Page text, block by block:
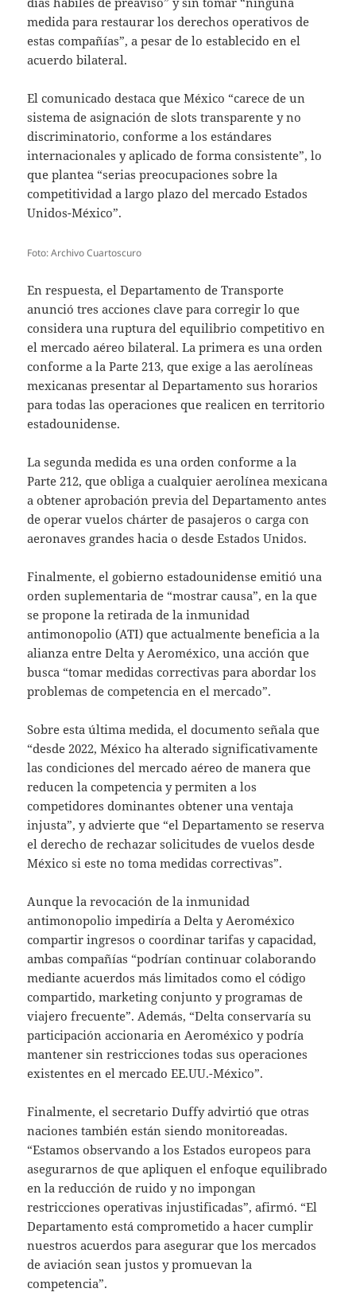
medida para restaurar los derechos operativos de
estas compañías”, a pesar de lo establecido en el
acuerdo bilateral.
El comunicado destaca que México “carece de un
sistema de asignación de slots transparente y no
discriminatorio, conforme a los estándares
internacionales y aplicado de forma consistente”, lo
que plantea “serias preocupaciones sobre la
competitividad a largo plazo del mercado Estados
Unidos-México”.
Foto: Archivo Cuartoscuro
En respuesta, el Departamento de Transporte
anunció tres acciones clave para corregir lo que
considera una ruptura del equilibrio competitivo en
el mercado aéreo bilateral. La primera es una orden
conforme a la Parte 213, que exige a las aerolíneas
mexicanas presentar al Departamento sus horarios
para todas las operaciones que realicen en territorio
estadounidense.
La segunda medida es una orden conforme a la
Parte 212, que obliga a cualquier aerolínea mexicana
a obtener aprobación previa del Departamento antes
de operar vuelos chárter de pasajeros o carga con
aeronaves grandes hacia o desde Estados Unidos.
Finalmente, el gobierno estadounidense emitió una
orden suplementaria de “mostrar causa”, en la que
se propone la retirada de la inmunidad
antimonopolio (ATI) que actualmente beneficia a la
alianza entre Delta y Aeroméxico, una acción que
busca “tomar medidas correctivas para abordar los
problemas de competencia en el mercado”.
Sobre esta última medida, el documento señala que
“desde 2022, México ha alterado significativamente
las condiciones del mercado aéreo de manera que
reducen la competencia y permiten a los
competidores dominantes obtener una ventaja
injusta”, y advierte que “el Departamento se reserva
el derecho de rechazar solicitudes de vuelos desde
México si este no toma medidas correctivas”.
Aunque la revocación de la inmunidad
antimonopolio impediría a Delta y Aeroméxico
compartir ingresos o coordinar tarifas y capacidad,
ambas compañías “podrían continuar colaborando
mediante acuerdos más limitados como el código
compartido, marketing conjunto y programas de
viajero frecuente”. Además, “Delta conservaría su
participación accionaria en Aeroméxico y podría
mantener sin restricciones todas sus operaciones
existentes en el mercado EE.UU.-México”.
Finalmente, el secretario Duffy advirtió que otras
naciones también están siendo monitoreadas.
“Estamos observando a los Estados europeos para
asegurarnos de que apliquen el enfoque equilibrado
en la reducción de ruido y no impongan
restricciones operativas injustificadas”, afirmó. “El
Departamento está comprometido a hacer cumplir
nuestros acuerdos para asegurar que los mercados
de aviación sean justos y promuevan la
competencia”.